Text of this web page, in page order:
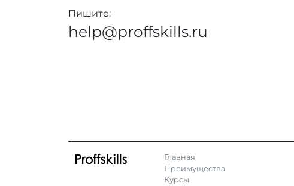
Пишите:
help@proffskills.ru
Главная
Преимущества
Курсы